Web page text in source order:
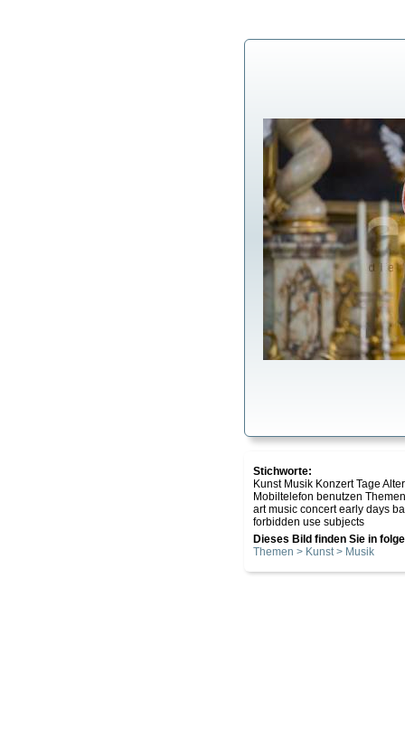
Stichworte:
Kunst Musik Konzert Tage
Mobiltelefon benutzen Themen
art music concert early days
forbidden use subjects
Dieses Bild finden Sie in
Themen > Kunst > Musik